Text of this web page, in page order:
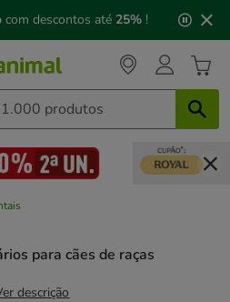
com descontos até 25% !
para cães de raças
descrição